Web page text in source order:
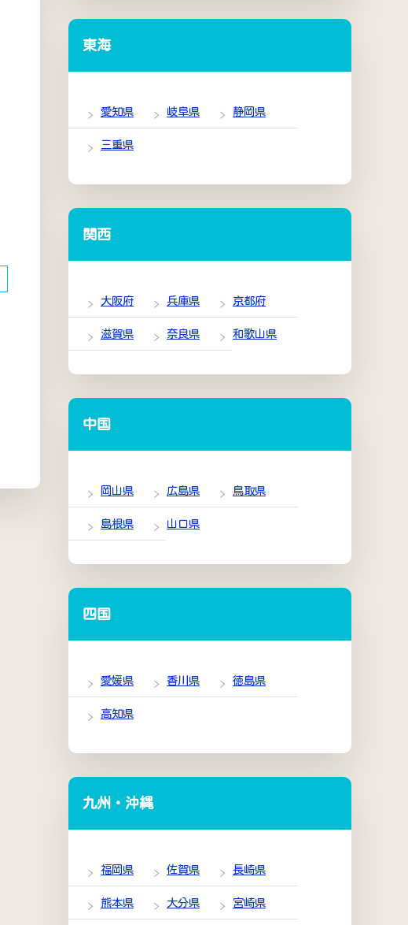
東海
愛知県 岐阜県 静岡県
三重県
関西
大阪府 兵庫県 京都府
滋賀県 奈良県 和歌山県
中国
岡山県 広島県 鳥取県
島根県 山口県
四国
愛媛県 香川県 徳島県
高知県
九州・沖縄
福岡県 佐賀県 長崎県
熊本県 大分県 宮崎県